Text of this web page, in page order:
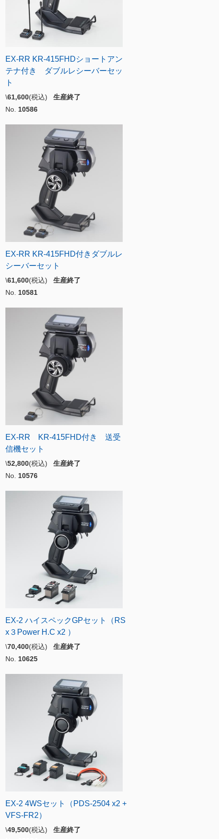
EX-RR KR-415FHDショートアン
テナ付き ダブルレシーバーセッ
ト
\61,600(税込) 生産終了
No. 10586
EX-RR KR-415FHD付きダブルレ
シーバーセット
\61,600(税込) 生産終了
No. 10581
EX-RR KR-415FHD付き 送受
信機セット
\52,800(税込) 生産終了
No. 10576
EX-2 ハイスペックGPセット（RS
x３Power H.C x2 ）
\70,400(税込) 生産終了
No. 10625
EX-2 4WSセット（PDS-2504 x2 +
VFS-FR2）
\49,500(税込) 生産終了